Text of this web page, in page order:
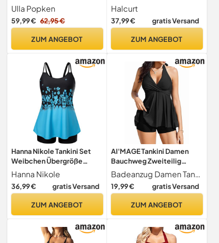
Size Badekleid, Blätter,
Softcups, Powermesh-
Vorderfutter dunkel Petrol
Ulla Popken
59,99 € 62,95 €
ZUM ANGEBOT
Schwimmrock Ruched
Bauchweg Schwimmkleid
Badekleid L
Halcurt
37,99 € gratis Versand
ZUM ANGEBOT
Hanna Nikole Tankini Set
Weibchen Übergröße
Tankini Bauchweg
Badekleider Himmelblau
Blume 46
Hanna Nikole
36,99 € gratis Versand
ZUM ANGEBOT
AI'MAGE Tankini Damen
Bauchweg Zweiteilig
Bademode Set V-
Ausschnitt Tankinioberteil
und Badeshorts
Badeanzug Beachwear
Badeanzug Damen Tankini Set 82% Nylon, 18% Spandex, bademoden für damen glatt, schnell trocknend, atmungsaktiv, elastisch, weich und angenehm zu tragen.
19,99 € gratis Versand
ZUM ANGEBOT